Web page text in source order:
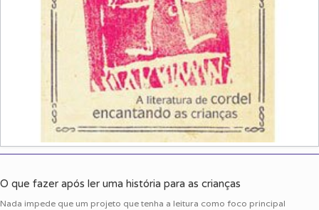
O que fazer após ler uma história para as crianças
Nada impede que um projeto que tenha a leitura como foco principal